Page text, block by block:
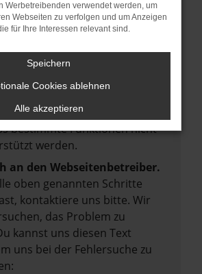
helfen,
Probleme zu beheben.
auf dem neuesten Stand
birgt nicht nur ein
sondern kann auch dazu
bestimmte Funktionen nicht
werden.
an den Webseitenbetreiber.
oben genannten Schritte
kontaktiere uns bitte. Wir
das Problem zu
kannst uns diesen Text
uns bei der Fehlersuche zu
Werbetreibenden verwendet werden, um
Webseiten zu verfolgen und um Anzeigen
für Ihre Interessen relevant sind.
Speichern
Cookies ablehnen
Alle akzeptieren